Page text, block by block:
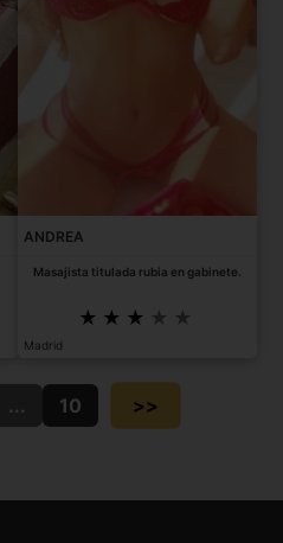
ANDREA
Masajista titulada rubia en gabinete.
Madrid
... 10 >>